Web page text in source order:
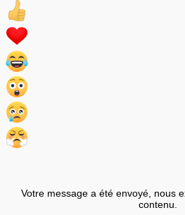
Votre message a été envoyé, nous
contenu.